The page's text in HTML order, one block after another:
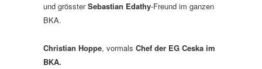
und grössterSebastian Edathy-Freund im ganzen
BKA.
Christian Hoppe, vormals Chef der EG Ceska im
BKA.